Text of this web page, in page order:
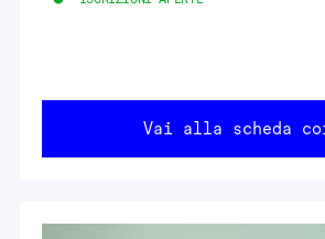
Vai alla scheda